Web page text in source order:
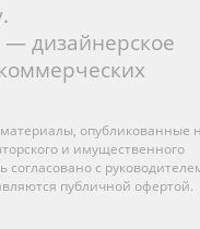
— дизайнерское
опубликованные
и имущественного
с
публичной офертой.